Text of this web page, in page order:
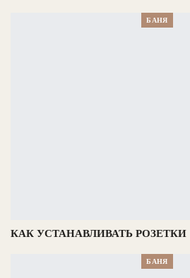
БАНЯ
КАК УСТАНАВЛИВАТЬ РОЗЕТКИ
БАНЯ